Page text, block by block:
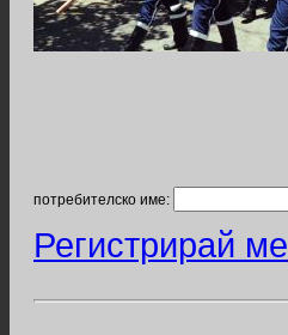
потребителско име:
Регистрирай ме